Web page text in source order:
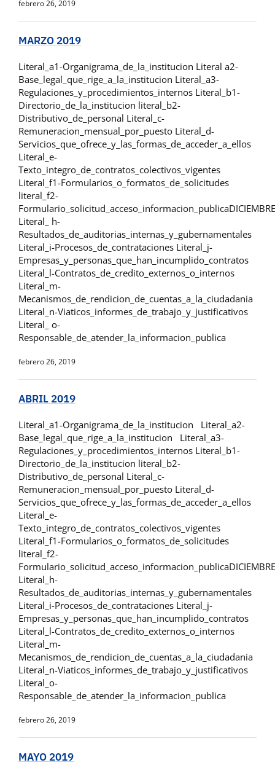
febrero 26, 2019
MARZO 2019
Literal_a1-Organigrama_de_la_institucion Literal a2-
Base_legal_que_rige_a_la_institucion Literal_a3-
Regulaciones_y_procedimientos_internos Literal_b1-
Directorio_de_la_institucion literal_b2-
Distributivo_de_personal Literal_c-
Remuneracion_mensual_por_puesto Literal_d-
Servicios_que_ofrece_y_las_formas_de_acceder_a_ellos
Literal_e-
Texto_integro_de_contratos_colectivos_vigentes
Literal_f1-Formularios_o_formatos_de_solicitudes
literal_f2-
Formulario_solicitud_acceso_informacion_publicaDICIEMBRE
Literal_ h-
Resultados_de_auditorias_internas_y_gubernamentales
Literal_i-Procesos_de_contrataciones Literal_j-
Empresas_y_personas_que_han_incumplido_contratos
Literal_l-Contratos_de_credito_externos_o_internos
Literal_m-
Mecanismos_de_rendicion_de_cuentas_a_la_ciudadania
Literal_n-Viaticos_informes_de_trabajo_y_justificativos
Literal_ o-
Responsable_de_atender_la_informacion_publica
febrero 26, 2019
ABRIL 2019
Literal_a1-Organigrama_de_la_institucion Literal_a2-
Base_legal_que_rige_a_la_institucion Literal_a3-
Regulaciones_y_procedimientos_internos Literal_b1-
Directorio_de_la_institucion literal_b2-
Distributivo_de_personal Literal_c-
Remuneracion_mensual_por_puesto Literal_d-
Servicios_que_ofrece_y_las_formas_de_acceder_a_ellos
Literal_e-
Texto_integro_de_contratos_colectivos_vigentes
Literal_f1-Formularios_o_formatos_de_solicitudes
literal_f2-
Formulario_solicitud_acceso_informacion_publicaDICIEMBRE
Literal_h-
Resultados_de_auditorias_internas_y_gubernamentales
Literal_i-Procesos_de_contrataciones Literal_j-
Empresas_y_personas_que_han_incumplido_contratos
Literal_l-Contratos_de_credito_externos_o_internos
Literal_m-
Mecanismos_de_rendicion_de_cuentas_a_la_ciudadania
Literal_n-Viaticos_informes_de_trabajo_y_justificativos
Literal_o-
Responsable_de_atender_la_informacion_publica
febrero 26, 2019
MAYO 2019